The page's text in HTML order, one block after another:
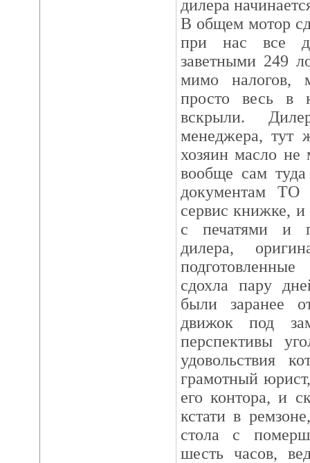
дилера
В общем мотор
при нас все
заветными 249
мимо налогов,
просто весь в
вскрыли.
менеджера, тут
хозяин масло
вообще сам
документам
сервис книжке, и
с печатями и
дилера,
сдохла пару
были заранее
движок под
перспективы
удовольствия
грамотный
его контора, и
кстати в
стола с
шесть часов,